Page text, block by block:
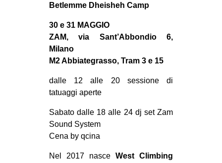
SPORT POPOLARE
MIGRAZIONI
PRECARIATO
Betlemme Dheisheh Camp
30 e 31 MAGGIO
ZAM, via Sant’Abbondio 6,
Milano
M2 Abbiategrasso, Tram 3 e 15
dalle 12 alle 20 sessione di
tatuaggi aperte
Sabato dalle 18 alle 24 dj set Zam
Sound System
Cena by qcina
Nel 2017 nasce West Climbing